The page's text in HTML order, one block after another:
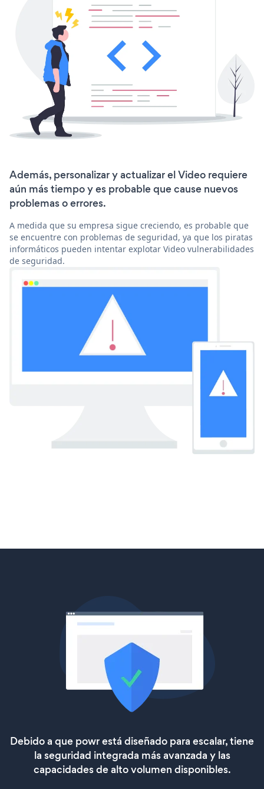
Además, personalizar y actualizar el Video requiere
aún más tiempo y es probable que cause nuevos
problemas o errores.
A medida que su empresa sigue creciendo, es probable que
se encuentre con problemas de seguridad, ya que los piratas
informáticos pueden intentar explotar Video vulnerabilidades
de seguridad.
Debido a que powr está diseñado para escalar, tiene
la seguridad integrada más avanzada y las
capacidades de alto volumen disponibles.